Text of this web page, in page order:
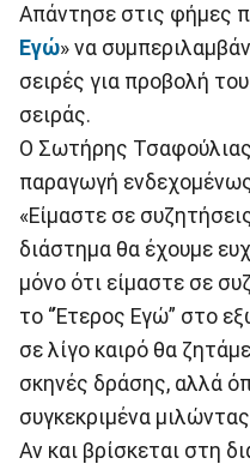
Απάντησε στις φήμες
Εγώ» να
σειρές για προβολή του
σειράς.
Ο Σωτήρης Τσαφούλιας
παραγωγή
«Είμαστε σε
διάστημα θα έχουμε
μόνο ότι είμαστε σε
το “Έτερος Εγώ” στο
σε λίγο καιρό θα
σκηνές δράσης, αλλά
συγκεκριμένα
Αν και βρίσκεται στη